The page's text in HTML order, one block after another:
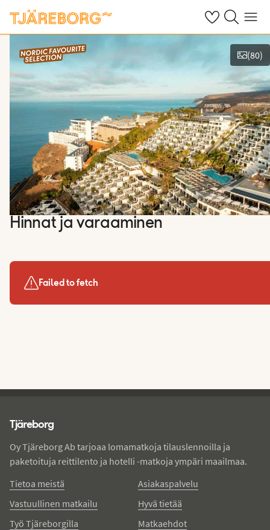
OmatHaku Valikko
Kuvat ja videot
(80)
Hinnat ja varaaminen
Failed to fetch
Tjäreborg
Oy Tjäreborg Ab tarjoaa lomamatkoja tilauslennoilla ja
paketoituja reittilento ja hotelli -matkoja ympäri maailmaa.
Tietoa meistä
Vastuullinen matkailu
Työ Tjäreborgilla
Asiakaspalvelu
Hyvä tietää
Matkaehdot